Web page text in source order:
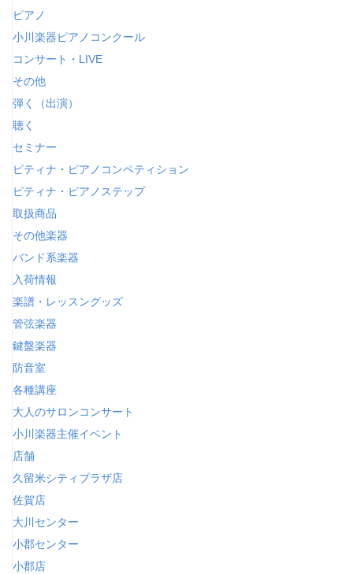
ピアノ
小川楽器ピアノコンクール
コンサート・LIVE
その他
弾く（出演）
聴く
セミナー
ピティナ・ピアノコンペティション
ピティナ・ピアノステップ
取扱商品
その他楽器
バンド系楽器
入荷情報
楽譜・レッスングッズ
管弦楽器
鍵盤楽器
防音室
各種講座
大人のサロンコンサート
小川楽器主催イベント
店舗
久留米シティプラザ店
佐賀店
大川センター
小郡センター
小郡店